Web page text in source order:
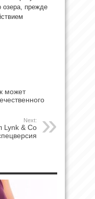
озера, прежде
может
Next:
Lynk & Co